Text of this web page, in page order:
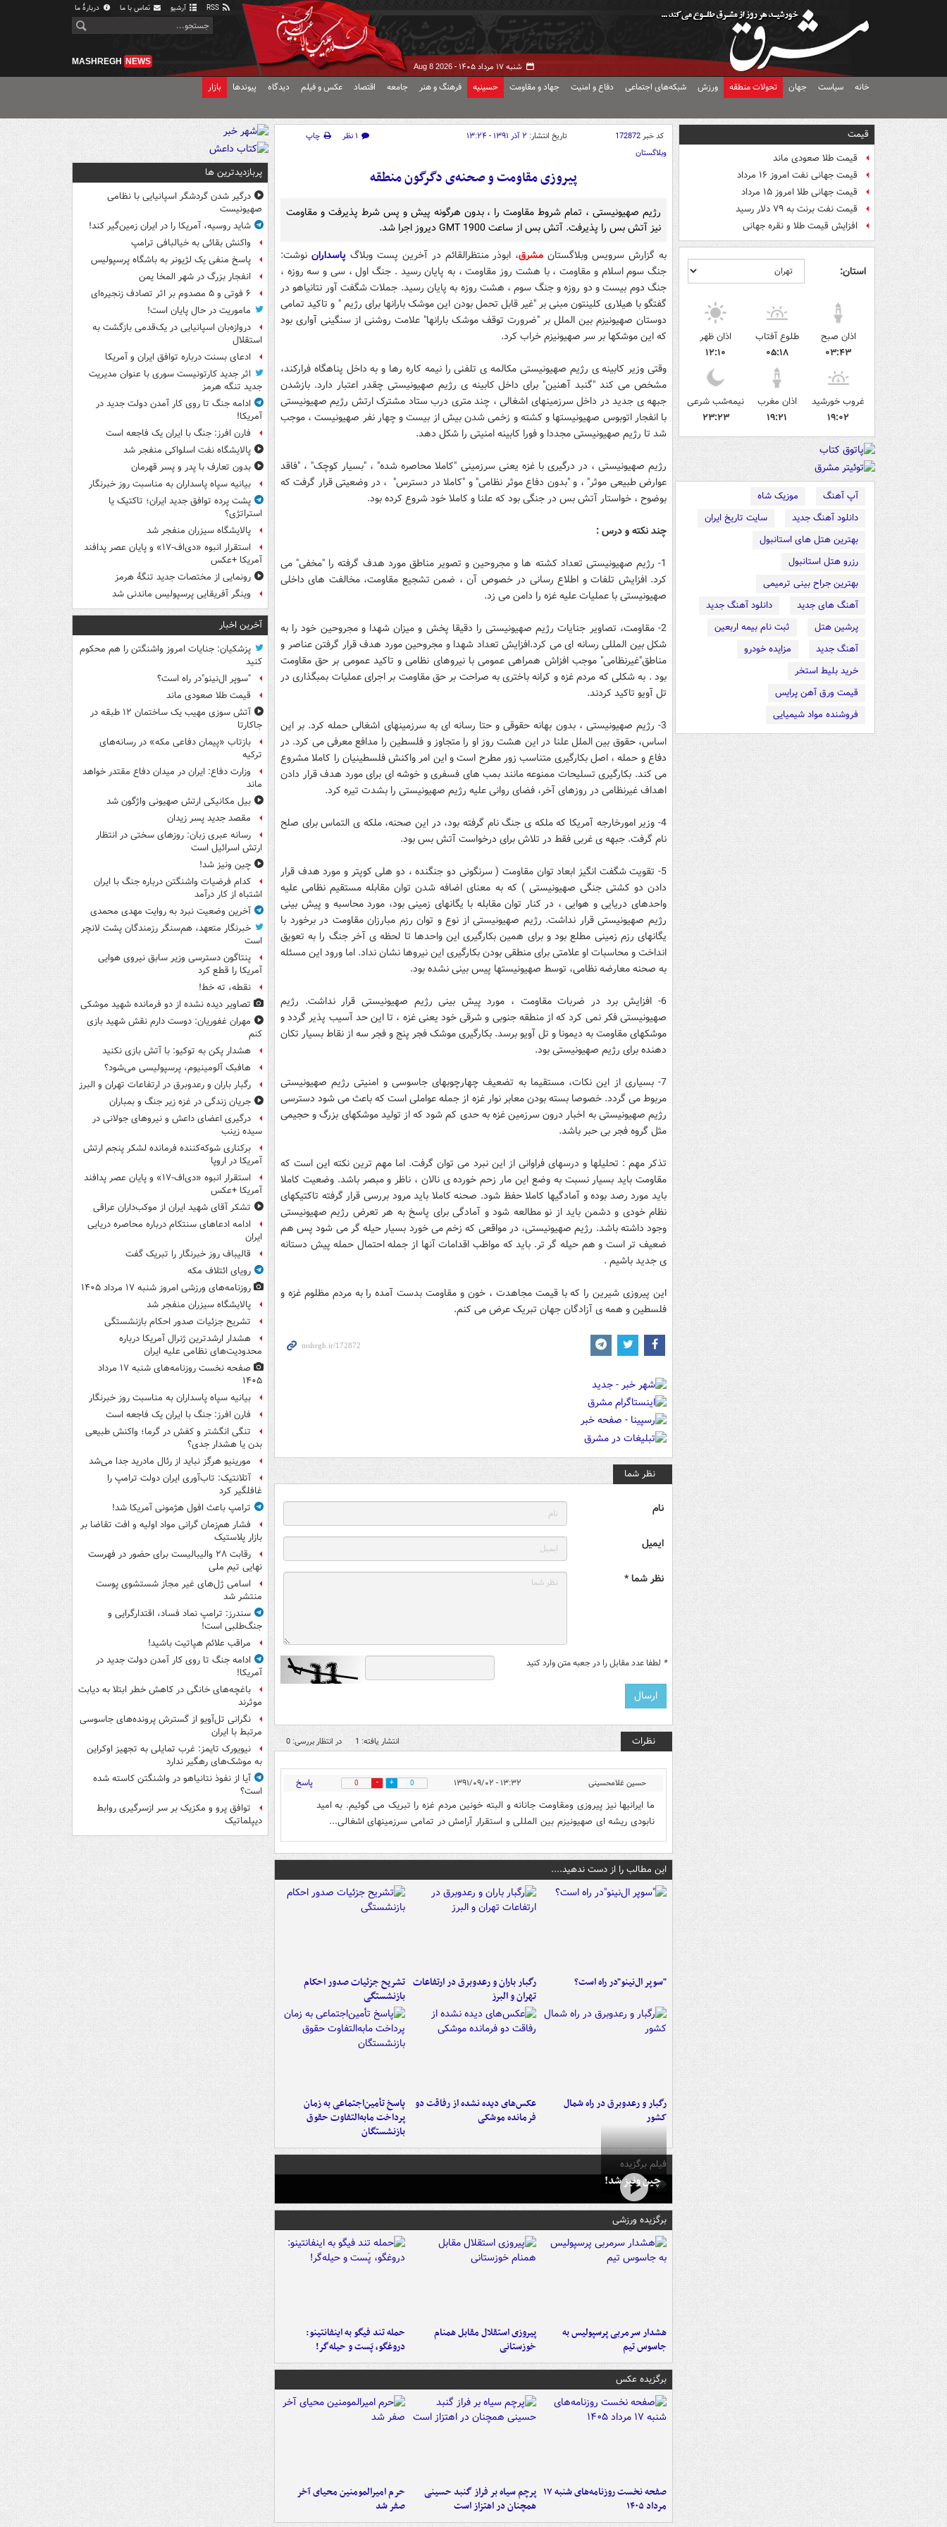
آرشیو تماس با ما دربارهٔ ما
شنبه ۱۷ مرداد ۱۴۰۵ - Aug 8 2026
MASHREGH NEWS
خانه سیاست جهان تحولات منطقه ورزش شبکه‌های اجتماعی دفاع و امنیت جهاد و مقاومت حسینیه فرهنگ و هنر جامعه اقتصاد عکس و فیلم دیدگاه پیوندها بازار
قیمت
قیمت طلا صعودی ماند
قیمت جهانی نفت امروز ۱۶ مرداد
قیمت جهانی طلا امروز ۱۵ مرداد
قیمت نفت برنت به ۷۹ دلار رسید
افزایش قیمت طلا و نقره جهانی
استان:
اذان صبح
۰۳:۴۳
طلوع آفتاب
۰۵:۱۸
اذان ظهر
۱۲:۱۰
غروب خورشید
۱۹:۰۲
اذان مغرب
۱۹:۲۱
نیمه‌شب شرعی
۲۳:۲۳
آپ آهنگ
موزیک شاه
دانلود آهنگ جدید
سایت تاریخ ایران
بهترین هتل های استانبول
رزرو هتل استانبول
بهترین جراح بینی ترمیمی
آهنگ های جدید
دانلود آهنگ جدید
پرشین هتل
ثبت نام بیمه اربعین
آهنگ جدید
مزایده خودرو
خرید بلیط استخر
قیمت ورق آهن پرایس
فروشنده مواد شیمیایی
کد خبر172872 تاریخ انتشار: ۲ آذر ۱۳۹۱ - ۱۳:۲۴ ۱ نظر
چاپ
وبلاگستان
پیروزی مقاومت و صحنه‌ی دگرگون منطقه
رژیم صهیونیستی ، تمام شروط مقاومت را ، بدون هرگونه پیش و پس شرط پذیرفت و مقاومت
نیز آتش بس را پذیرفت. آتش بس از ساعت 1900 GMT دیروز اجرا شد.
به گزارش سرویس وبلاگستان مشرق، ابوذر منتظرالقائم در آخرین پست وبلاگ پاسداران نوشت:
جنگ سوم اسلام و مقاومت ، با هشت روز مقاومت ، به پایان رسید . جنگ اول ، سی و سه روزه ،
جنگ دوم بیست و دو روزه و جنگ سوم ، هشت روزه به پایان رسید. جملات شگفت آور نتانیاهو در
گفتگو با هیلاری کلینتون مبنی بر "غیر قابل تحمل بودن این موشک بارانها برای رژیم " و تاکید تمامی
دوستان صهیونیزم بین الملل بر "ضرورت توقف موشک بارانها" علامت روشنی از سنگینی آواری بود
که این موشکها بر سر صهیونیزم خراب کرد.
وقتی وزیر کابینه ی رژیم صهیونیستی مکالمه ی تلفنی را نیمه کاره رها و به داخل پناهگاه فرارکند،
مشخص می کند "گنبد آهنین" برای داخل کابینه ی رژیم صهیونیستی چقدر اعتبار دارد. بازشدن
جبهه ی جدید در داخل سرزمینهای اشغالی ، چند متری درب ستاد مشترک ارتش رژیم صهیونیستی
با انفجار اتوبوس صهیونیستها و کشته و زخمی شدن بیش از بیست و چهار نفر صهیونیست ، موجب
شد تا رژیم صهیونیستی مجددا و فورا کابینه امنیتی را شکل دهد.
رژیم صهیونیستی ، در درگیری با غزه یعنی سرزمینی "کاملا محاصره شده" ، "بسیار کوچک" ، "فاقد
عوارض طبیعی موثر" ، و "بدون دفاع موثر نظامی" و "کاملا در دسترس" ، در وضعیتی قرار گرفت که
بوضوح ، خواستار آتش بس در جنگی بود که علنا و کاملا خود شروع کرده بود.
چند نکته و درس :
1- رژیم صهیونیستی تعداد کشته ها و مجروحین و تصویر مناطق مورد هدف گرفته را "مخفی" می
کرد. افزایش تلفات و اطلاع رسانی در خصوص آن ، ضمن تشجیع مقاومت، مخالفت های داخلی
صهیونیستی با عملیات علیه غزه را دامن می زد.
2- مقاومت، تصاویر جنایات رژیم صهیونیستی را دقیقا پخش و میزان شهدا و مجروحین خود را به
شکل بین المللی رسانه ای می کرد.افزایش تعداد شهدا و مجروحین مورد هدف قرار گرفتن عناصر و
مناطق"غیرنظامی" موجب افزاش همراهی عمومی با نیروهای نظامی و تاکید عمومی بر حق مقاومت
بود . به شکلی که مردم غزه و کرانه باختری به صراحت بر حق مقاومت بر اجرای عملیات بمبگذاری در
تل آویو تاکید کردند.
3- رژیم صهیونیستی ، بدون بهانه حقوقی و حتا رسانه ای به سرزمینهای اشغالی حمله کرد. بر این
اساس، حقوق بین الملل علنا در این هشت روز او را متجاوز و فلسطین را مدافع معرفی می کرد. در
دفاع و حمله ، اصل بکارگیری متناسب زور مطرح است و این امر واکنش فلسطینیان را کاملا مشروع
می کند. بکارگیری تسلیحات ممنوعه مانند بمب های فسفری و خوشه ای برای مورد هدف قرار دادن
اهداف غیرنظامی در روزهای آخر، فضای روانی علیه رژیم صهیونیستی را بشدت تیره کرد.
4- وزیر امورخارجه آمریکا که ملکه ی جنگ نام گرفته بود، در این صحنه، ملکه ی التماس برای صلح
نام گرفت. جبهه ی غربی فقط در تلاش برای درخواست آتش بس بود.
5- تقویت شگفت انگیز ابعاد توان مقاومت ( سرنگونی دو جنگنده ، دو هلی کوپتر و مورد هدف قرار
دادن دو کشتی جنگی صهیونیستی ) که به معنای اضافه شدن توان مقابله مستقیم نظامی علیه
واحدهای دریایی و هوایی ، در کنار توان مقابله با یگانهای زمینی بود، مورد محاسبه و پیش بینی
رژیم صهیونیستی قرار نداشت. رژیم صهیونیستی از نوع و توان رزم مبارزان مقاومت در برخورد با
یگانهای رزم زمینی مطلع بود و برای همین بکارگیری این واحدها تا لحظه ی آخر جنگ را به تعویق
انداخت و محاسبات او علامتی برای منطقی بودن بکارگیری این نیروها نشان نداد. اما ورود این مسئله
به صحنه معارضه نظامی، توسط صهیونیستها پیس بینی نشده بود.
6- افزایش برد در ضربات مقاومت ، مورد پیش بینی رژیم صهیونیستی قرار نداشت. رژیم
صهیونیستی فکر نمی کرد که از منطقه جنوبی و شرقی خود یعنی غزه ، تا این حد آسیب پذیر گردد و
موشکهای مقاومت به دیمونا و تل آویو برسد. بکارگیری موشک فجر پنج و فجر سه از نقاط بسیار تکان
دهنده برای رژیم صهیونیستی بود.
7- بسیاری از این نکات، مستقیما به تضعیف چهارچوبهای جاسوسی و امنیتی رژیم صهیونیستی
مربوط می گردد. خصوصا بسته بودن معابر نوار غزه از جمله عواملی است که باعث می شود دسترسی
رژیم صهیونیستی به اخبار درون سرزمین غزه به حدی کم شود که از تولید موشکهای بزرگ و حجیمی
مثل گروه فجر بی حبر باشد.
تذکر مهم : تحلیلها و درسهای فراوانی از این نبرد می توان گرفت. اما مهم ترین نکته این است که
مقاومت باید بسیار نسبت به وضع این مار زحم خورده ی نالان ، ناظر و مبصر باشد. وضعیت کاملا
باید مورد رصد بوده و آمادگیها کاملا حفظ شود. صحنه کاملا باید مرود بررسی قرار گرفته تاکتیکهای
نظام خودی و دشمن باید از نو مطالعه شود و آمادگی برای پاسخ به هر تعرض رژیم صهیونیستی
وجود داشته باشد. رژیم صهیونیستی، در مواقعی که زخم می خورد بسیار حیله گر می شود پس هم
ضعیف تر است و هم حیله گر تر. باید که مواظب اقدامات آنها از جمله احتمال حمله پیش دستانه
ی جدید باشیم .
این پیروزی شیرین را که با قیمت مجاهدت ، خون و مقاومت بدست آمده را به مردم مظلوم غزه و
فلسطین و همه ی آزادگان جهان تبریک عرض می کنم.
نظر شما
نام
ایمیل
نظر شما *
* لطفا عدد مقابل را در جعبه متن وارد کنید
نظرات انتشار یافته: 1 در انتظار بررسی: 0
حسین غلامحسینی ۱۳:۳۲ - ۱۳۹۱/۰۹/۰۲ 0
0 پاسخ
ما ایرانیها نیز پیروزی ومقاومت جانانه و البته خونین مردم غزه را تبریک می گوئیم. به امید
نابودی ریشه ای صهیونیزم بین المللی و استقرار آرامش در تمامی سرزمینهای اشغالی...
این مطالب را از دست ندهید....
"سوپر ال‌نینو"در راه است؟
رگبار باران و رعدوبرق در ارتفاعات
تهران و البرز
تشریح جزئیات صدور احکام
بازنشستگی
رگبار و رعدوبرق در راه شمال
کشور
عکس‌های دیده نشده از رفاقت دو
فرمانده‌ موشکی
پاسخ تأمین‌اجتماعی به زمان
پرداخت مابه‌التفاوت حقوق
بازنشستگان
فیلم برگزیده
چین ونیز شد!
برگزیده ورزشی
هشدار سرمربی پرسپولیس به
جاسوس تیم
پیروزی استقلال مقابل همنام
خوزستانی
حمله تند فیگو به اینفانتینو:
دروغگو، پَست‌ و حیله‌گر!
برگزیده عکس
صفحه نخست روزنامه‌های شنبه ۱۷
مرداد ۱۴۰۵
پرچم سیاه بر فراز گنبد حسینی
همچنان در اهتزاز است
حرم امیرالمومنین محیای آخر
صفر شد
پربازدیدترین ها
درگیر شدن گردشگر اسپانیایی با نظامی
صهیونیست
شاید روسیه، آمریکا را در ایران زمین‌گیر کند!
واکنش بقائی به خیالبافی ترامپ
پاسخ منفی یک لژیونر به باشگاه پرسپولیس
انفجار بزرگ در شهر المخا یمن
۶ فوتی و ۵ مصدوم بر اثر تصادف زنجیره‌ای
ماموریت در حال پایان است!
دروازه‌بان اسپانیایی در یک‌قدمی بازگشت به
استقلال
ادعای بسنت درباره توافق ایران و آمریکا
اثر جدید کارتونیست سوری با عنوان مدیریت
جدید تنگه هرمز
ادامه جنگ تا روی کار آمدن دولت جدید در
آمریکا!
فارن افرز: جنگ با ایران یک فاجعه است
پالایشگاه نفت اسلواکی منفجر شد
بدون تعارف با پدر و پسر قهرمان
بیانیه سپاه پاسداران به مناسبت روز خبرنگار
پشت پرده توافق جدید ایران؛ تاکتیک یا
استراتژی؟
پالایشگاه سیزران منفجر شد
استقرار انبوه «دی‌اف‑۱۷» و پایان عصر پدافند
آمریکا +عکس
رونمایی از مختصات جدید تنگۀ هرمز
وینگر آفریقایی پرسپولیس ماندنی شد
آخرین اخبار
پزشکیان: جنایات امروز واشنگتن را هم محکوم
کنید
"سوپر ال‌نینو"در راه است؟
قیمت طلا صعودی ماند
آتش سوزی مهیب یک ساختمان ۱۲ طبقه در
جاکارتا
بازتاب «پیمان دفاعی مکه» در رسانه‌های
ترکیه
وزارت دفاع: ایران در میدان دفاع مقتدر خواهد
ماند
بیل مکانیکی ارتش صهیونی واژگون شد
مقصد جدید پسر زیدان
رسانه عبری زبان: روزهای سختی در انتظار
ارتش اسرائیل است
چین ونیز شد!
کدام فرضیات واشنگتن درباره جنگ با ایران
اشتباه از کار درآمد
آخرین وضعیت نبرد به روایت مهدی محمدی
خبرنگار متعهد، هم‌سنگر رزمندگان پشت لانچر
است
پنتاگون دسترسی وزیر سابق نیروی هوایی
آمریکا را قطع کرد
نقطه، ته خط!
تصاویر دیده‌ نشده از دو فرمانده شهید موشکی
مهران غفوریان: دوست دارم نقش شهید بازی
کنم
هشدار پکن به توکیو: با آتش بازی نکنید
هافبک آلومینیوم، پرسپولیسی می‌شود؟
رگبار باران و رعدوبرق در ارتفاعات تهران و البرز
جریان زندگی در غزه زیر جنگ و بمباران
درگیری اعضای داعش و نیروهای جولانی در
سیده زینب
برکناری شوکه‌کننده فرمانده لشکر پنجم ارتش
آمریکا در اروپا
استقرار انبوه «دی‌اف‑۱۷» و پایان عصر پدافند
آمریکا +عکس
تشکر آقای شهید ایران از موکب‌داران عراقی
ادامه ادعاهای سنتکام درباره محاصره دریایی
ایران
قالیباف روز خبرنگار را تبریک گفت
رویای ائتلاف مکه
روزنامه‌های ورزشی امروز ‌شنبه ۱۷ مرداد ۱۴۰۵
پالایشگاه سیزران منفجر شد
تشریح جزئیات صدور احکام بازنشستگی
هشدار ارشدترین ژنرال آمریکا درباره
محدودیت‌های نظامی علیه ایران
صفحه نخست روزنامه‌های شنبه ۱۷ مرداد
۱۴۰۵
بیانیه سپاه پاسداران به مناسبت روز خبرنگار
فارن افرز: جنگ با ایران یک فاجعه است
تنگی انگشتر و کفش در گرما؛ واکنش طبیعی
بدن یا هشدار جدی؟
مورینیو هرگز نباید از رئال مادرید جدا می‌شد
آتلانتیک: تاب‌آوری ایران دولت ترامپ را
غافلگیر کرد
ترامپ باعث افول هژمونی آمریکا شد!
فشار هم‌زمان گرانی مواد اولیه و افت تقاضا بر
بازار پلاستیک
رقابت ۲۸ والیبالیست برای حضور در فهرست
نهایی تیم ملی
اسامی ژل‌های غیر مجاز شستشوی پوست
منتشر شد
سندرز: ترامپ نماد فساد، اقتدارگرایی و
جنگ‌طلبی است!
مراقب علائم هپاتیت باشید!
ادامه جنگ تا روی کار آمدن دولت جدید در
آمریکا!
باغچه‌های خانگی در کاهش خطر ابتلا به دیابت
موثرند
نگرانی تل‌آویو از گسترش پرونده‌های جاسوسی
مرتبط با ایران
نیویورک تایمز: غرب تمایلی به تجهیز اوکراین
به موشک‌های رهگیر ندارد
آیا از نفوذ نتانیاهو در واشنگتن کاسته شده
است؟
توافق پرو و مکزیک بر سر ازسرگیری روابط
دیپلماتیک